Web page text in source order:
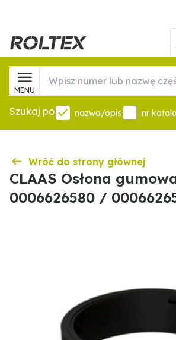
MENU
Szukaj po nazwa/opis nr
Wróć do strony głównej
CLAAS Osłona
0006626580 /